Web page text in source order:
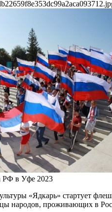
РФ в Уфе 2023
«Ядкарь» стартует
народов, проживающих в